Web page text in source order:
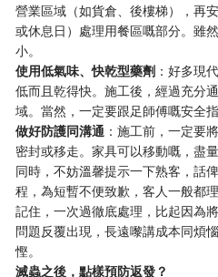
營業區域（如貨倉、後樓梯），再
或休息日）處理用餐區嘅部分。雖
小。
使用低氣味、快乾型藥劑 ：好多現
低而且乾得快。施工後，經過充分
域。當然，一定要跟足師傅嘅安全指
做好防護同溝通 ：施工前，一定要
密封或移走。家具可以移動嘅，盡
同時，不妨溫馨提示一下熟客，話
程，為短暫不便致歉，客人一般都理
記住，一次過徹底處理，比起因為
問題反覆出現，長遠嚟講成本同煩
慳。
滅蟲之後，點樣預防返發？